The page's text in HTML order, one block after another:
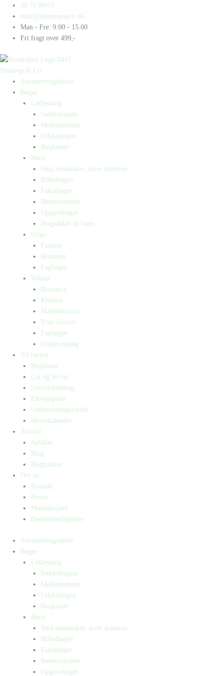
indholdet
30 71 00 03
mail@straarupogco.dk
Man - Fre: 9.00 - 15.00
Fri fragt over 499,-
Straarup & Co
Sommerbogpakker
Bøger
Letlæsning
Indskolingen
Mellemtrinnet
Udskolingen
Bogkasser
Børn
Små mennesker, store drømme
Billedbøger
Faktabøger
Børneromaner
Opgavebøger
Bogpakker til børn
Unge
Fantasy
Romaner
Fagbøger
Voksne
Romance
Krimier
Skønlitteratur
True Stories
Fagbøger
Undervisning
Til lærere
Bogkasser
Lix og let-tal
Universlæsning
Elevopgaver
Undervisningsforløb
Messekalender
Aktuelt
Artikler
Blog
Bogtrailere
Om os
Kontakt
Presse
Manuskripter
Handelsbetingelser
Sommerbogpakker
Bøger
Letlæsning
Indskolingen
Mellemtrinnet
Udskolingen
Bogkasser
Børn
Små mennesker, store drømme
Billedbøger
Faktabøger
Børneromaner
Opgavebøger
Products
search
Products
search